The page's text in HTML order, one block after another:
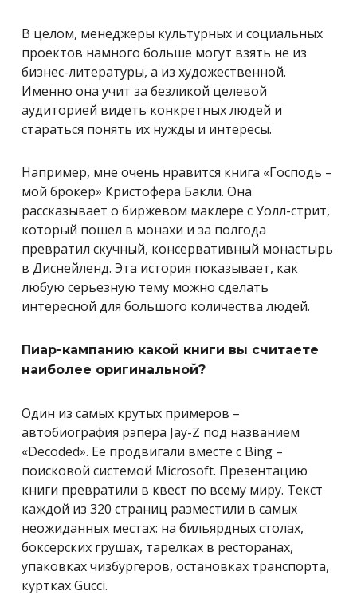
В целом, менеджеры культурных и социальных
проектов намного больше могут взять не из
бизнес-литературы, а из художественной.
Именно она учит за безликой целевой
аудиторией видеть конкретных людей и
стараться понять их нужды и интересы.
Например, мне очень нравится книга «Господь –
мой брокер» Кристофера Бакли. Она
рассказывает о биржевом маклере с Уолл-стрит,
который пошел в монахи и за полгода
превратил скучный, консервативный монастырь
в Диснейленд. Эта история показывает, как
любую серьезную тему можно сделать
интересной для большого количества людей.
Пиар-кампанию какой книги вы считаете
наиболее оригинальной?
Один из самых крутых примеров –
автобиография рэпера Jay-Z под названием
«Decoded». Ее продвигали вместе с Bing –
поисковой системой Microsoft. Презентацию
книги превратили в квест по всему миру. Текст
каждой из 320 страниц разместили в самых
неожиданных местах: на бильярдных столах,
боксерских грушах, тарелках в ресторанах,
упаковках чизбургеров, остановках транспорта,
куртках Gucci.